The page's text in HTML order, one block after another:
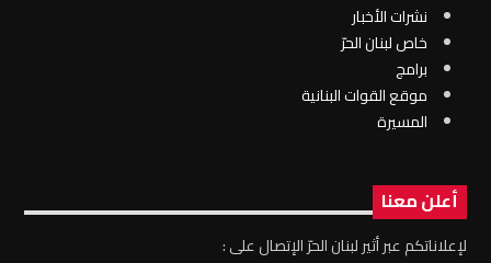
نشرات الأخبار
خاص لبنان الحرّ
برامج
موقع القوات البنانية
المسيرة
أعلن معنا
لإعلاناتكم عبر أثير لبنان الحرّ الإتصال على :